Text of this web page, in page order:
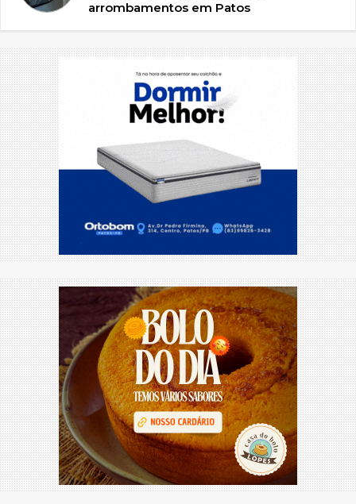
arrombamentos em Patos